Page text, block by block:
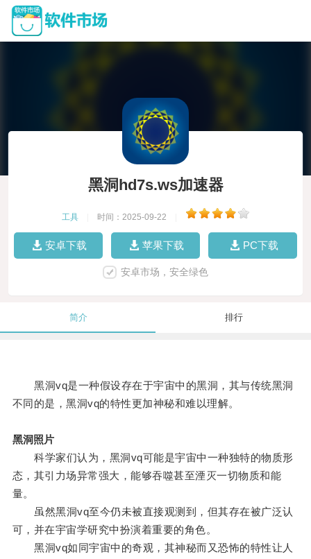
黑洞hd7s.ws加速器
工具 时间：2025-09-22
安卓下载 苹果下载 PC下载
安卓市场，安全绿色
简介 排行
黑洞vq是一种假设存在于宇宙中的黑洞，其与传统黑洞
不同的是，黑洞vq的特性更加神秘和难以理解。
黑洞照片
科学家们认为，黑洞vq可能是宇宙中一种独特的物质形
态，其引力场异常强大，能够吞噬甚至湮灭一切物质和能
量。
虽然黑洞vq至今仍未被直接观测到，但其存在被广泛认
可，并在宇宙学研究中扮演着重要的角色。
黑洞vq如同宇宙中的奇观，其神秘而又恐怖的特性让人